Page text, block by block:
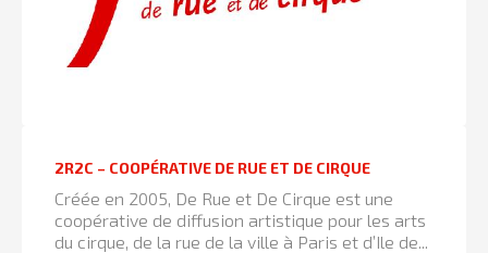
2R2C – COOPÉRATIVE DE RUE ET DE CIRQUE
Créée en 2005, De Rue et De Cirque est une
coopérative de diffusion artistique pour les arts
du cirque, de la rue de la ville à Paris et d’Ile de...